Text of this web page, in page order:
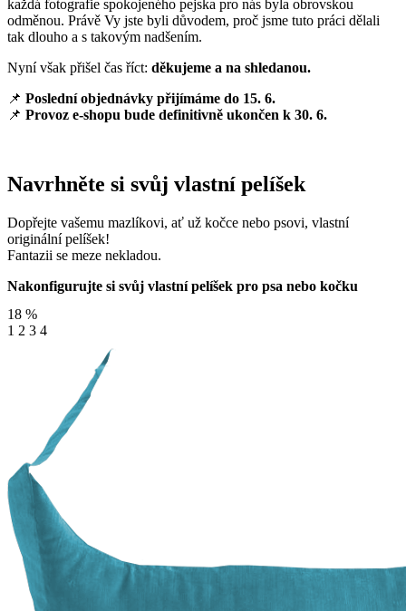
každá fotografie spokojeného pejska pro nás byla obrovskou
odměnou. Právě Vy jste byli důvodem, proč jsme tuto práci dělali
tak dlouho a s takovým nadšením.
Nyní však přišel čas říct: děkujeme a na shledanou.
📌 Poslední objednávky přijímáme do 15. 6.
📌 Provoz e-shopu bude definitivně ukončen k 30. 6.
Navrhněte si svůj vlastní pelíšek
Dopřejte vašemu mazlíkovi, ať už kočce nebo psovi, vlastní
originální pelíšek!
Fantazii se meze nekladou.
Nakonfigurujte si svůj vlastní pelíšek pro psa nebo kočku
18 %
1 2 3 4